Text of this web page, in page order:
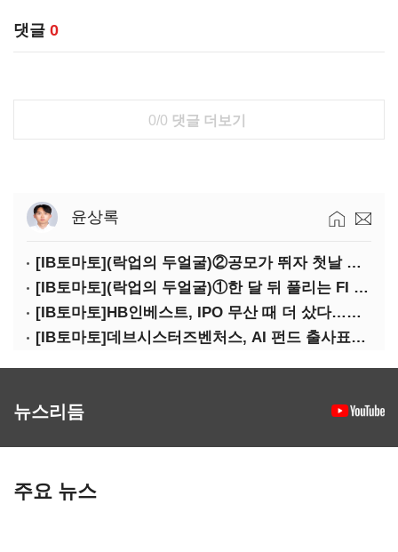
댓글 0
0/0 댓글 더보기
윤상록
[IB토마토](락업의 두얼굴)②공모가 뛰자 첫날 매도…FI 엑시트 전략 갈렸다
[IB토마토](락업의 두얼굴)①한 달 뒤 풀리는 FI 물량…새내기주 오버행 경계
[IB토마토]HB인베스트, IPO 무산 때 더 샀다…마키나락스 투자 2.7배 회수
[IB토마토]데브시스터즈벤처스, AI 펀드 출사표…모회사 경영난 변수
뉴스리듬
주요 뉴스